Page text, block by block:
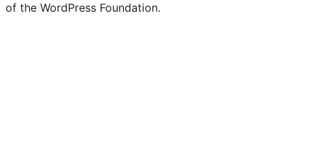
of the WordPress Foundation.